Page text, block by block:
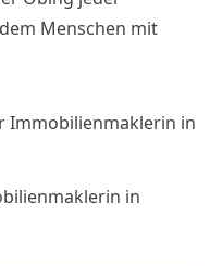
Menschen mit
Immobilienmaklerin in
in